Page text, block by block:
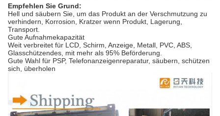
Empfehlen Sie Grund:
Hell und säubern Sie, um das Produkt an der Verschmutzung zu
verhindern, Korrosion, Kratzer wenn Produkt, Lagerung,
Transport.
Gute Aufnahmekapazität
Weit verbreitet für LCD, Schirm, Anzeige, Metall, PVC, ABS,
Glasschützendes, mit mehr als 95% Beförderung.
Gute Wahl für PSP, Telefonanzeigenreparatur, säubern, schützen
sich, überholen